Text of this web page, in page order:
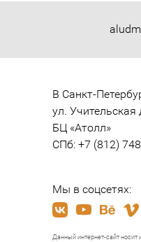
В Санкт-
ул. Учительская
БЦ «Атолл»
СПб: +7 (812)
Мы в соцсетях:
Данный интернет-сайт